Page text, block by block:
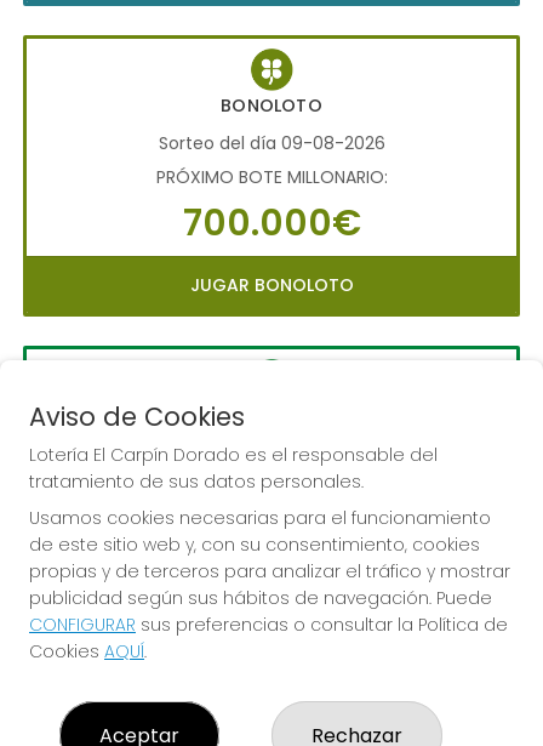
BONOLOTO
Sorteo del día 09-08-2026
PRÓXIMO BOTE MILLONARIO:
700.000€
JUGAR BONOLOTO
LA PRIMITIVA
Sorteo del día 10-08-2026
PRÓXIMO BOTE MILLONARIO:
56.000.000€
JUGAR LA PRIMITIVA
Aviso de Cookies
Lotería El Carpín Dorado es el responsable del
tratamiento de sus datos personales.
Usamos cookies necesarias para el funcionamiento
de este sitio web y, con su consentimiento, cookies
propias y de terceros para analizar el tráfico y mostrar
publicidad según sus hábitos de navegación. Puede
CONFIGURAR sus preferencias o consultar la Política de
Cookies AQUÍ.
Aceptar Rechazar